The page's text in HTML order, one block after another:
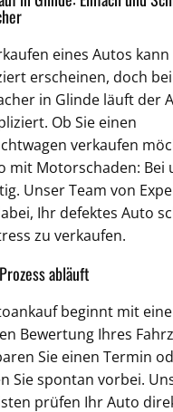
eines Autos kann
erscheinen, doch bei
in Glinde läuft der
Ob Sie einen
verkaufen
mit Motorschaden: Bei
Unser Team von
Ihr defektes Auto
zu verkaufen.
abläuft
beginnt mit
Bewertung Ihres
Sie einen Termin
Sie spontan vorbei.
prüfen Ihr Auto